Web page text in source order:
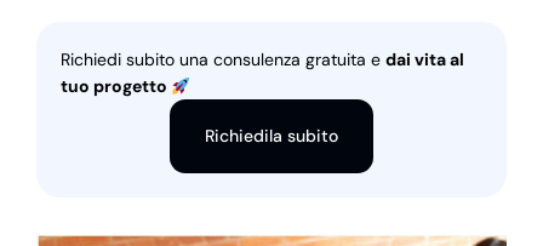
Richiedi subito una consulenza gratuita e dai vita al
tuo progetto
Richiedila subito